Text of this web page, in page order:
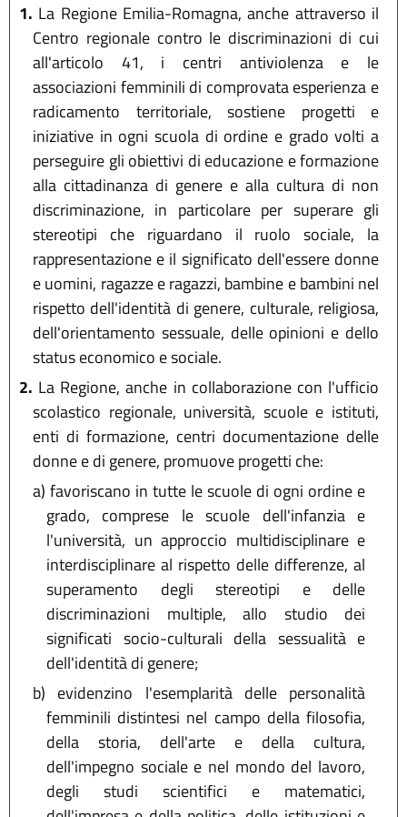
1. La Regione Emilia-Romagna, anche attraverso il
Centro regionale contro le discriminazioni di cui
all'articolo 41, i centri antiviolenza e le
associazioni femminili di comprovata esperienza e
radicamento territoriale, sostiene progetti e
iniziative in ogni scuola di ordine e grado volti a
perseguire gli obiettivi di educazione e formazione
alla cittadinanza di genere e alla cultura di non
discriminazione, in particolare per superare gli
stereotipi che riguardano il ruolo sociale, la
rappresentazione e il significato dell'essere donne
e uomini, ragazze e ragazzi, bambine e bambini nel
rispetto dell'identità di genere, culturale, religiosa,
dell'orientamento sessuale, delle opinioni e dello
status economico e sociale.
2. La Regione, anche in collaborazione con l'ufficio
scolastico regionale, università, scuole e istituti,
enti di formazione, centri documentazione delle
donne e di genere, promuove progetti che:
a) favoriscano in tutte le scuole di ogni ordine e
grado, comprese le scuole dell'infanzia e
l'università, un approccio multidisciplinare e
interdisciplinare al rispetto delle differenze, al
superamento degli stereotipi e delle
discriminazioni multiple, allo studio dei
significati socio-culturali della sessualità e
dell'identità di genere;
b) evidenzino l'esemplarità delle personalità
femminili distintesi nel campo della filosofia,
della storia, dell'arte e della cultura,
dell'impegno sociale e nel mondo del lavoro,
degli studi scientifici e matematici,